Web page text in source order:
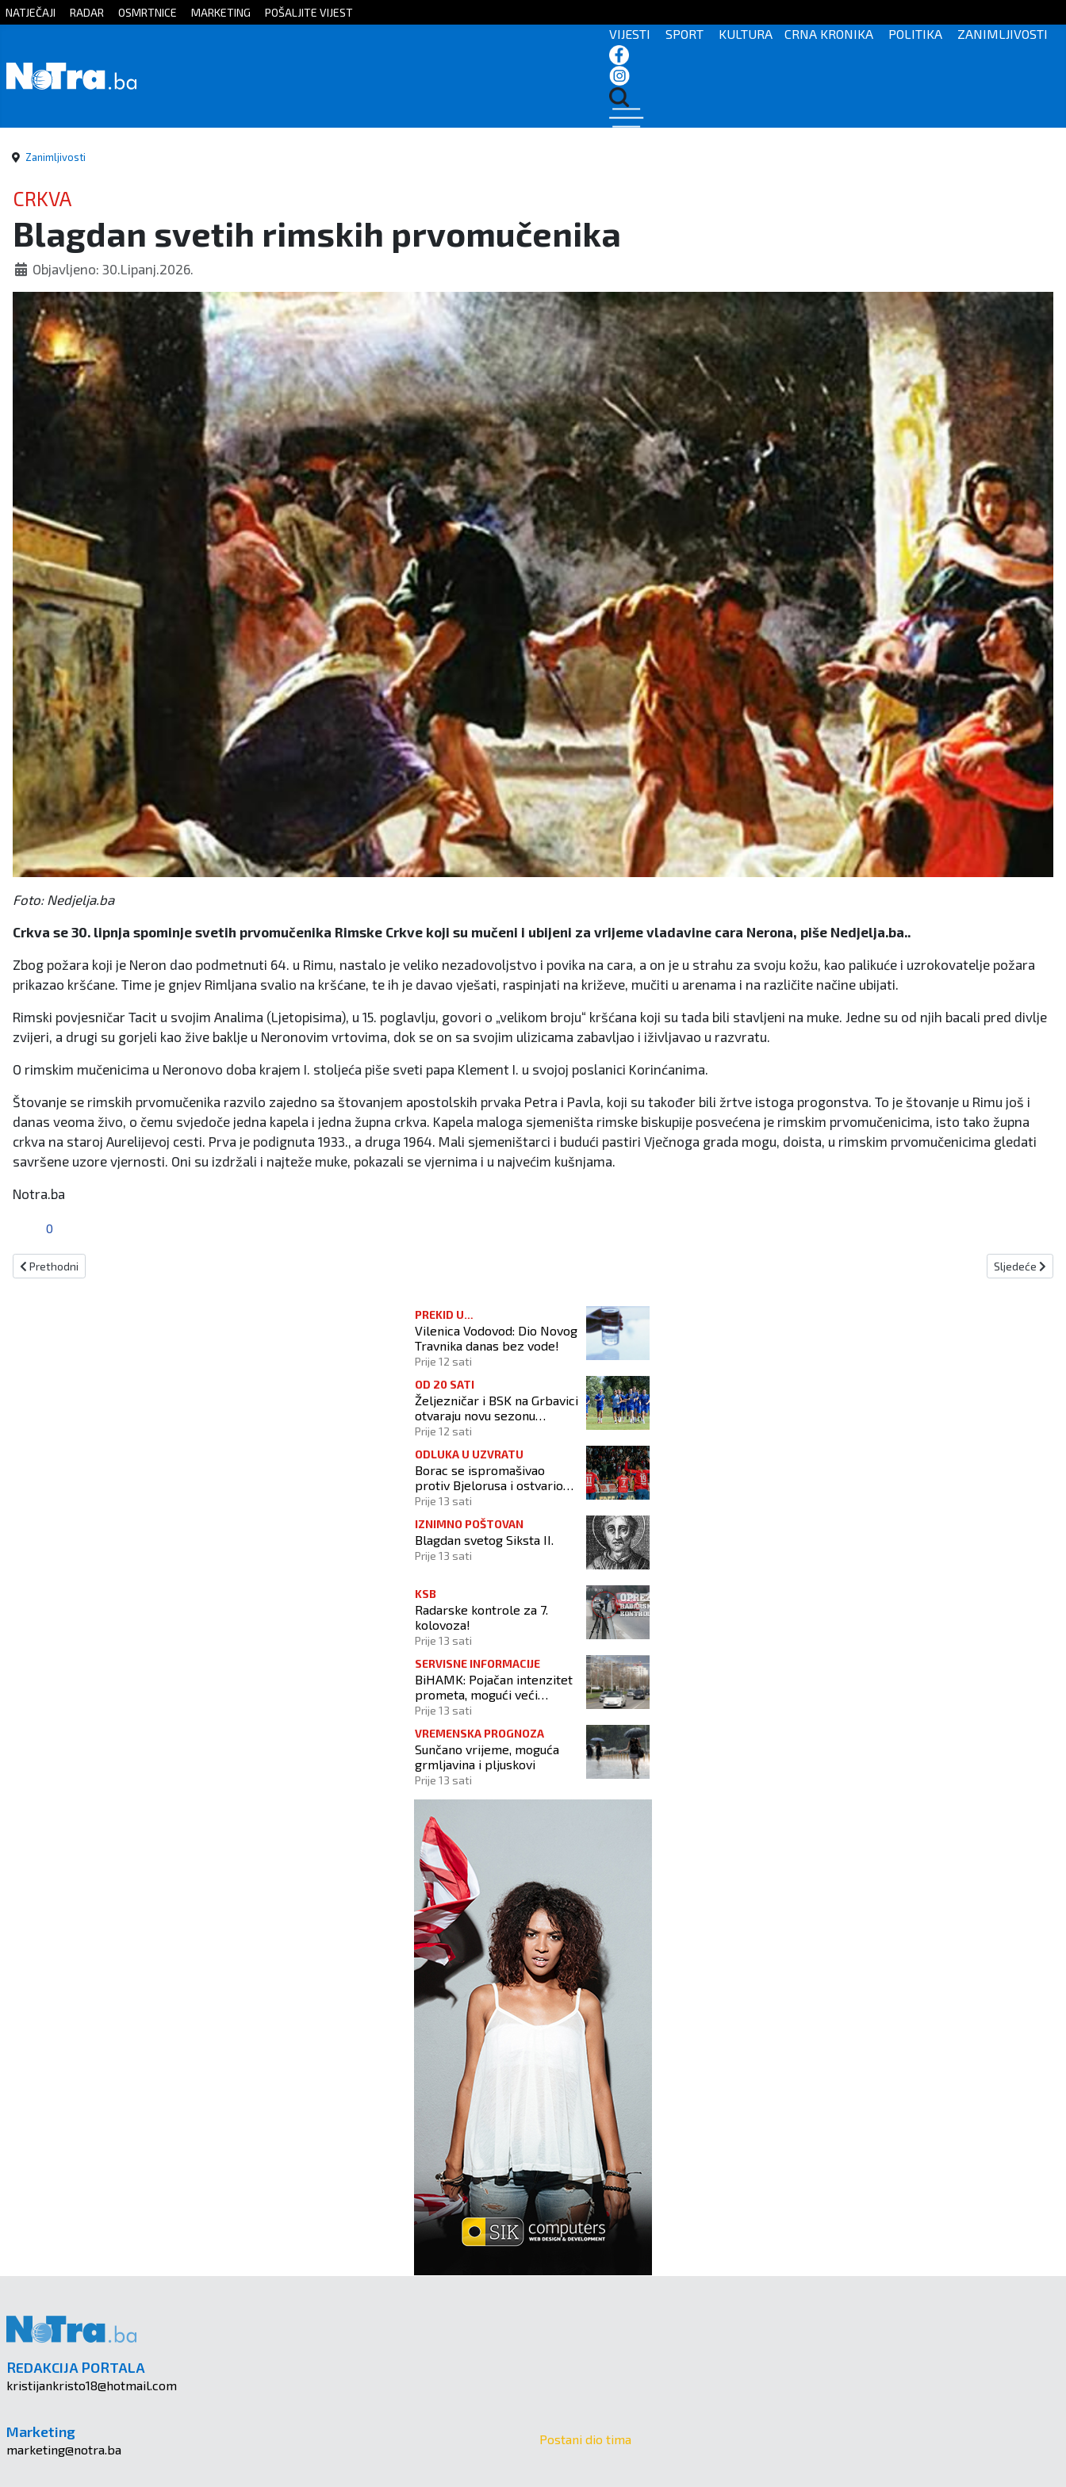
Početna
Sport
Kultura
Crna
kronika
Politika
Zanimljivosti
NATJEČAJI RADAR OSMRTNICE MARKETING POŠALJITE VIJEST
VIJESTI SPORT KULTURA CRNA KRONIKA POLITIKA ZANIMLJIVOSTI
Zanimljivosti
CRKVA
Blagdan svetih rimskih prvomučenika
Objavljeno: 30.Lipanj.2026.
Foto: Nedjelja.ba
Crkva se 30. lipnja spominje svetih prvomučenika Rimske Crkve koji su mučeni i ubijeni za vrijeme vladavine cara Nerona, piše Nedjelja.ba..
Zbog požara koji je Neron dao podmetnuti 64. u Rimu, nastalo je veliko nezadovoljstvo i povika na cara, a on je u strahu za svoju kožu, kao palikuće i uzrokovatelje požara
prikazao kršćane. Time je gnjev Rimljana svalio na kršćane, te ih je davao vješati, raspinjati na križeve, mučiti u arenama i na različite načine ubijati.
Rimski povjesničar Tacit u svojim Analima (Ljetopisima), u 15. poglavlju, govori o „velikom broju“ kršćana koji su tada bili stavljeni na muke. Jedne su od njih bacali pred divlje
zvijeri, a drugi su gorjeli kao žive baklje u Neronovim vrtovima, dok se on sa svojim ulizicama zabavljao i iživljavao u razvratu.
O rimskim mučenicima u Neronovo doba krajem I. stoljeća piše sveti papa Klement I. u svojoj poslanici Korinćanima.
Štovanje se rimskih prvomučenika razvilo zajedno sa štovanjem apostolskih prvaka Petra i Pavla, koji su također bili žrtve istoga progonstva. To je štovanje u Rimu još i
danas veoma živo, o čemu svjedoče jedna kapela i jedna župna crkva. Kapela maloga sjemeništa rimske biskupije posvećena je rimskim prvomučenicima, isto tako župna
crkva na staroj Aurelijevoj cesti. Prva je podignuta 1933., a druga 1964. Mali sjemeništarci i budući pastiri Vječnoga grada mogu, doista, u rimskim prvomučenicima gledati
savršene uzore vjernosti. Oni su izdržali i najteže muke, pokazali se vjernima i u najvećim kušnjama.
Notra.ba
0
Prethodni članak: Dan blaženog Antuna Rosminija
Prethodni Sljedeći
Sljedeće
PREKID U
VODOSNABDIJEVANJU
Vilenica Vodovod: Dio Novog
Travnika danas bez vode!
Prije 12 sati
OD 20 SATI
Željezničar i BSK na Grbavici
otvaraju novu sezonu
nogometnog prvenstva BiH
Prije 12 sati
ODLUKA U UZVRATU
Borac se ispromašivao
protiv Bjelorusa i ostvario
minimalno slavlje
Prije 13 sati
IZNIMNO POŠTOVAN
Blagdan svetog Siksta II.
Prije 13 sati
KSB
Radarske kontrole za 7.
kolovoza!
Prije 13 sati
SERVISNE INFORMACIJE
BiHAMK: Pojačan intenzitet
prometa, mogući veći
zastoji!
Prije 13 sati
VREMENSKA PROGNOZA
Sunčano vrijeme, moguća
grmljavina i pljuskovi
Prije 13 sati
REDAKCIJA PORTALA
kristijankristo18@hotmail.com
Marketing
marketing@notra.ba
Postani dio tima